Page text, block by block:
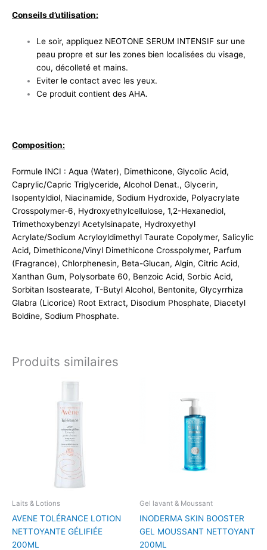
Conseils d’utilisation:
Le soir, appliquez NEOTONE SERUM INTENSIF sur une
peau propre et sur les zones bien localisées du visage,
cou, décolleté et mains.
Eviter le contact avec les yeux.
Ce produit contient des AHA.
Composition:
Formule INCI : Aqua (Water), Dimethicone, Glycolic Acid,
Caprylic/Capric Triglyceride, Alcohol Denat., Glycerin,
Isopentyldiol, Niacinamide, Sodium Hydroxide, Polyacrylate
Crosspolymer-6, Hydroxyethylcellulose, 1,2-Hexanediol,
Trimethoxybenzyl Acetylsinapate, Hydroxyethyl
Acrylate/Sodium Acryloyldimethyl Taurate Copolymer, Salicylic
Acid, Dimethicone/Vinyl Dimethicone Crosspolymer, Parfum
(Fragrance), Chlorphenesin, Beta-Glucan, Algin, Citric Acid,
Xanthan Gum, Polysorbate 60, Benzoic Acid, Sorbic Acid,
Sorbitan Isostearate, T-Butyl Alcohol, Bentonite, Glycyrrhiza
Glabra (Licorice) Root Extract, Disodium Phosphate, Diacetyl
Boldine, Sodium Phosphate.
Produits similaires
Laits & Lotions
AVENE TOLÉRANCE LOTION
NETTOYANTE GÉLIFIÉE
200ML
Gel lavant & Moussant
INODERMA SKIN BOOSTER
GEL MOUSSANT NETTOYANT
200ML